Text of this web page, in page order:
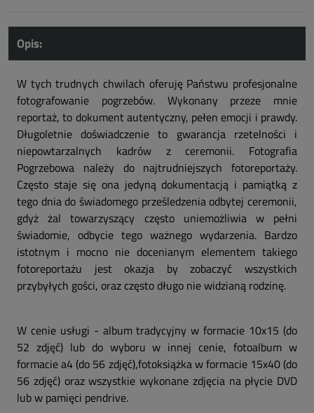
Opis:
W tych trudnych chwilach oferuję Państwu profesjonalne
fotografowanie pogrzebów. Wykonany przeze mnie
reportaż, to dokument autentyczny, pełen emocji i prawdy.
Długoletnie doświadczenie to gwarancja rzetelności i
niepowtarzalnych kadrów z ceremonii. Fotografia
Pogrzebowa należy do najtrudniejszych fotoreportaży.
Często staje się ona jedyną dokumentacją i pamiątką z
tego dnia do świadomego prześledzenia odbytej ceremonii,
gdyż żal towarzyszący często uniemożliwia w pełni
świadomie, odbycie tego ważnego wydarzenia. Bardzo
istotnym i mocno nie docenianym elementem takiego
fotoreportażu jest okazja by zobaczyć wszystkich
przybyłych gości, oraz często długo nie widzianą rodzinę.
W cenie usługi - album tradycyjny w formacie 10x15 (do
52 zdjęć) lub do wyboru w innej cenie, fotoalbum w
formacie a4 (do 56 zdjęć),fotoksiążka w formacie 15x40 (do
56 zdjęć) oraz wszystkie wykonane zdjęcia na płycie DVD
lub w pamięci pendrive.